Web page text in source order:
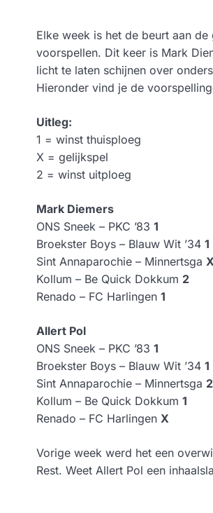
Elke week is het de beurt aan
voorspellen. Dit keer is Mark
licht te laten schijnen over
Hieronder vind je de
Uitleg:
1 = winst thuisploeg
X = gelijkspel
2 = winst uitploeg
Mark Diemers
ONS Sneek – PKC ’83 1
Broekster Boys – Blauw Wit ’34 1
Sint Annaparochie – Minnertsga
Kollum – Be Quick Dokkum 2
Renado – FC Harlingen 1
Allert Pol
ONS Sneek – PKC ’83 1
Broekster Boys – Blauw Wit ’34 1
Sint Annaparochie – Minnertsga 2
Kollum – Be Quick Dokkum 1
Renado – FC Harlingen X
Vorige week werd het een
Rest. Weet Allert Pol een